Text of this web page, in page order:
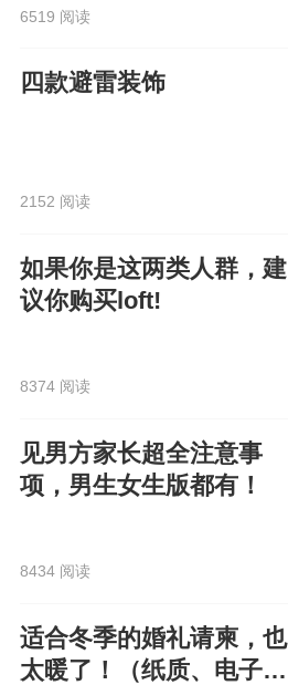
6519 阅读
四款避雷装饰
2152 阅读
如果你是这两类人群，建
议你购买loft!
8374 阅读
见男方家长超全注意事
项，男生女生版都有！
8434 阅读
适合冬季的婚礼请柬，也
太暖了！（纸质、电子都